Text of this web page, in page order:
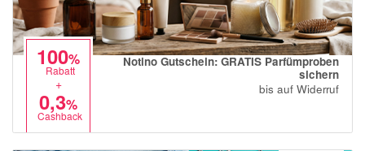
XXXLutz
BADER
100%
Rabatt
+
0,3%
Cashback
Notino Gutschein: GRATIS Parfümproben
sichern
bis auf Widerruf